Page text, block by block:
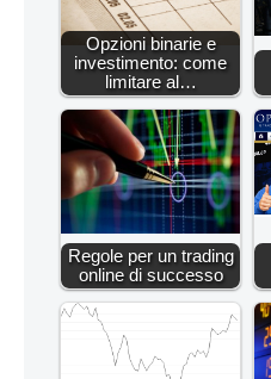
Opzioni binarie e
investimento: come
limitare al…
Regole per un trading
online di successo